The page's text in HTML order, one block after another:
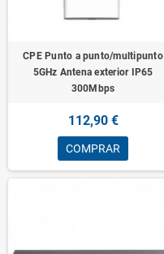
CPE Punto a punto/multipunto
5GHz Antena exterior IP65
300Mbps
112,90 €
COMPRAR